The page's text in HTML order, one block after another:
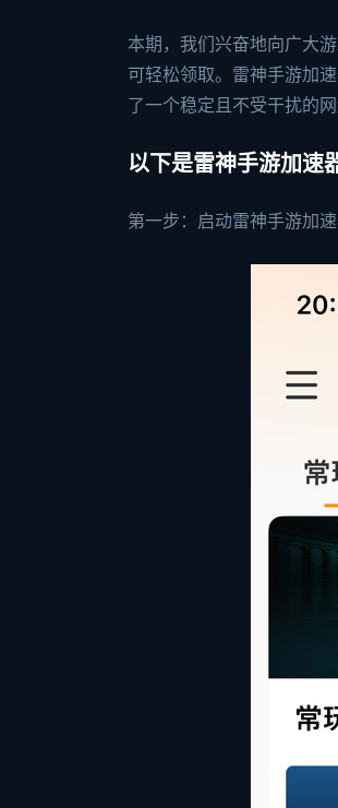
本期，我们兴奋地向广大
可轻松领取。雷神手游加
了一个稳定且不受干扰的
以下是雷神手游加速
第一步：启动雷神手游加